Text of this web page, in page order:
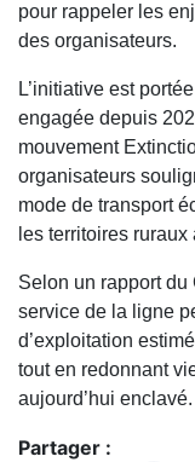
pour rappeler les
des organisateurs.
L’initiative est
engagée depuis
mouvement
organisateurs
mode de transport
les territoires
Selon un rapport du
service de la ligne
d’exploitation
tout en redonnant
aujourd’hui enclavé.
Partager :